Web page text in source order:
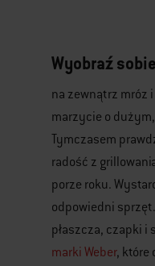
Wyobraź
na zewnątrz mróz
marzycie o
Tymczasem
radość z
porze roku.
odpowiedni
płaszcza, czapki i
marki Weber, które